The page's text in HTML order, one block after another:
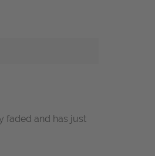
faded and has just